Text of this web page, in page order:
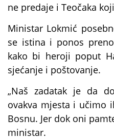
ne predaje i Teočaka
Ministar Lokmić
se istina i ponos
kako bi heroji poput
sjećanje i poštovanje.
„Naš zadatak je da
ovakva mjesta i učimo
Bosnu. Jer dok oni
ministar.